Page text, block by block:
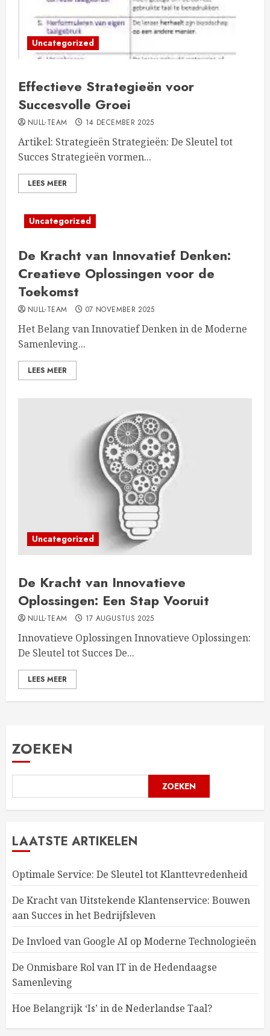
Uncategorized
Effectieve Strategieën voor
Succesvolle Groei
NULL-TEAM 14 DECEMBER 2025
Artikel: Strategieën Strategieën: De Sleutel tot
Succes Strategieën vormen...
LEES MEER
Uncategorized
De Kracht van Innovatief Denken:
Creatieve Oplossingen voor de
Toekomst
NULL-TEAM 07 NOVEMBER 2025
Het Belang van Innovatief Denken in de Moderne
Samenleving...
LEES MEER
Uncategorized
De Kracht van Innovatieve
Oplossingen: Een Stap Vooruit
NULL-TEAM 17 AUGUSTUS 2025
Innovatieve Oplossingen Innovatieve Oplossingen:
De Sleutel tot Succes De...
LEES MEER
ZOEKEN
ZOEKEN
LAATSTE ARTIKELEN
Optimale Service: De Sleutel tot Klanttevredenheid
De Kracht van Uitstekende Klantenservice: Bouwen
aan Succes in het Bedrijfsleven
De Invloed van Google AI op Moderne Technologieën
De Onmisbare Rol van IT in de Hedendaagse
Samenleving
Hoe Belangrijk ‘Is’ in de Nederlandse Taal?